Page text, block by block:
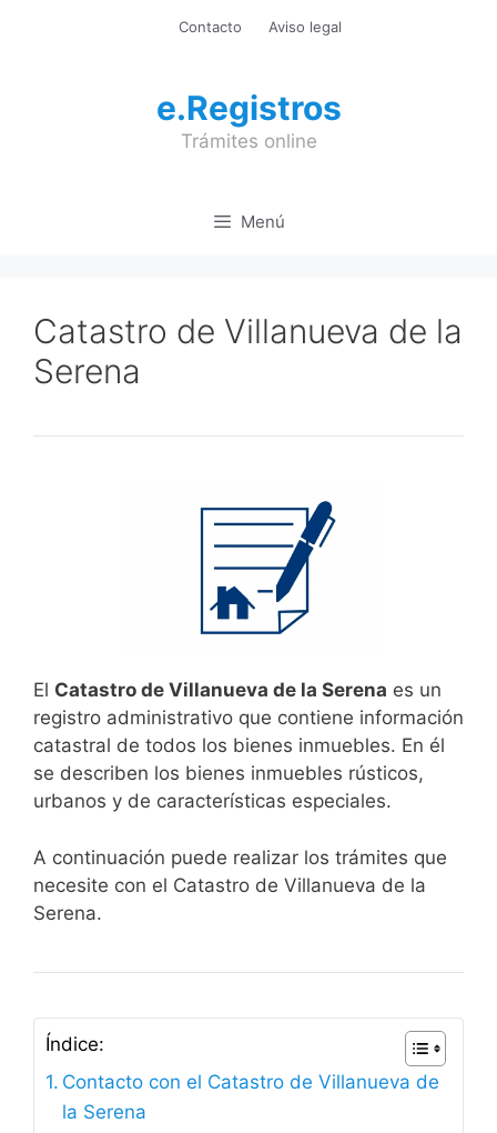
Contacto Aviso legal
e.Registros
Trámites online
Menú
Catastro de Villanueva de la
Serena
El Catastro de Villanueva de la Serena es un
registro administrativo que contiene información
catastral de todos los bienes inmuebles. En él
se describen los bienes inmuebles rústicos,
urbanos y de características especiales.
A continuación puede realizar los trámites que
necesite con el Catastro de Villanueva de la
Serena.
Índice:
Contacto con el Catastro de Villanueva de
la Serena